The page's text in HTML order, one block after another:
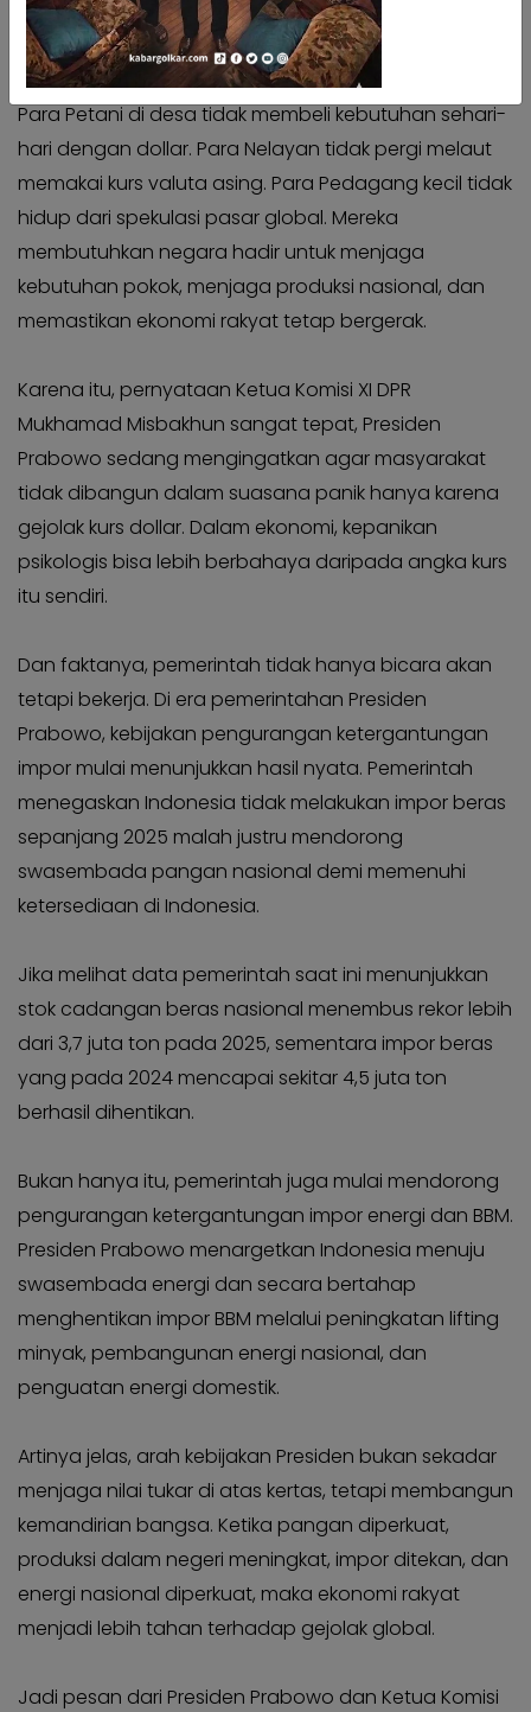
Kabar
Pilkada
Opini
Kader
Kabar
Kabinet
DPP
Kagol
Kabar
Photo
Kabar
Pilkada
Opini
Kabar
Kader
Kabar
Kabar
Kabar
Kabinet
Kabar
Kabar
DPP
Pojok
Kagol
KABAR
KADER
hasil panen terserap, dan rakyat bisa bekerja dengan
tenang.
Para Petani di desa tidak membeli kebutuhan sehari-
hari dengan dollar. Para Nelayan tidak pergi melaut
memakai kurs valuta asing. Para Pedagang kecil tidak
hidup dari spekulasi pasar global. Mereka
membutuhkan negara hadir untuk menjaga
kebutuhan pokok, menjaga produksi nasional, dan
memastikan ekonomi rakyat tetap bergerak.
Karena itu, pernyataan Ketua Komisi XI DPR
Mukhamad Misbakhun sangat tepat, Presiden
Prabowo sedang mengingatkan agar masyarakat
tidak dibangun dalam suasana panik hanya karena
gejolak kurs dollar. Dalam ekonomi, kepanikan
psikologis bisa lebih berbahaya daripada angka kurs
itu sendiri.
Dan faktanya, pemerintah tidak hanya bicara akan
tetapi bekerja. Di era pemerintahan Presiden
Prabowo, kebijakan pengurangan ketergantungan
impor mulai menunjukkan hasil nyata. Pemerintah
menegaskan Indonesia tidak melakukan impor beras
sepanjang 2025 malah justru mendorong
swasembada pangan nasional demi memenuhi
ketersediaan di Indonesia.
Jika melihat data pemerintah saat ini menunjukkan
stok cadangan beras nasional menembus rekor lebih
dari 3,7 juta ton pada 2025, sementara impor beras
yang pada 2024 mencapai sekitar 4,5 juta ton
berhasil dihentikan.
Bukan hanya itu, pemerintah juga mulai mendorong
pengurangan ketergantungan impor energi dan BBM.
Presiden Prabowo menargetkan Indonesia menuju
swasembada energi dan secara bertahap
menghentikan impor BBM melalui peningkatan lifting
minyak, pembangunan energi nasional, dan
penguatan energi domestik.
Artinya jelas, arah kebijakan Presiden bukan sekadar
menjaga nilai tukar di atas kertas, tetapi membangun
kemandirian bangsa. Ketika pangan diperkuat,
produksi dalam negeri meningkat, impor ditekan, dan
energi nasional diperkuat, maka ekonomi rakyat
menjadi lebih tahan terhadap gejolak global.
Jadi pesan dari Presiden Prabowo dan Ketua Komisi